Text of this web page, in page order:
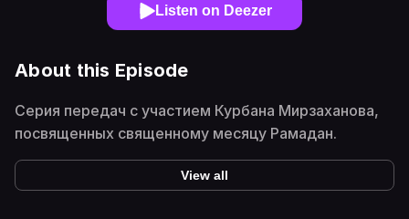
Listen on Deezer
About this Episode
Серия передач с участием Курбана Мирзаханова,
посвященных священному месяцу Рамадан.
View all